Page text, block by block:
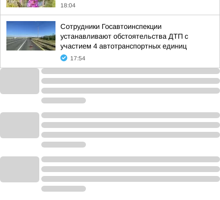
18:04
Сотрудники Госавтоинспекции
устанавливают обстоятельства ДТП с
участием 4 автотранспортных единиц
17:54